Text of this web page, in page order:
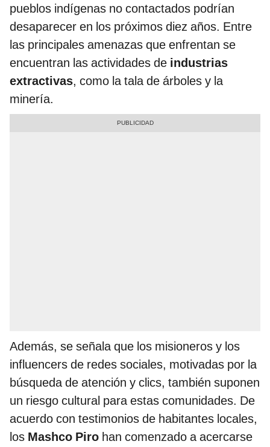
pueblos indígenas no contactados podrían
desaparecer en los próximos diez años. Entre
las principales amenazas que enfrentan se
encuentran las actividades de industrias
extractivas, como la tala de árboles y la
minería.
Además, se señala que los misioneros y los
influencers de redes sociales, motivadas por la
búsqueda de atención y clics, también suponen
un riesgo cultural para estas comunidades. De
acuerdo con testimonios de habitantes locales,
los Mashco Piro han comenzado a acercarse